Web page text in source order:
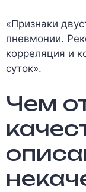
«Признаки
пневмонии.
корреляция и
суток».
Чем